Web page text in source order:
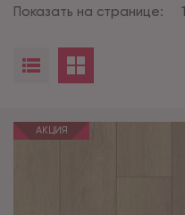
Показать на странице:
АКЦИЯ